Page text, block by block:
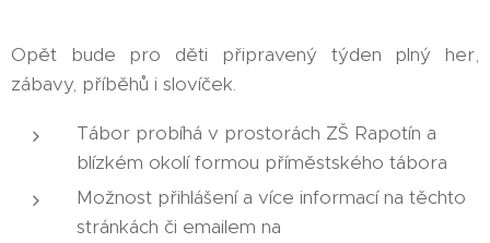
Opět bude pro děti připravený týden plný her,
zábavy, příběhů i slovíček.
Tábor probíhá v prostorách ZŠ Rapotín a
blízkém okolí formou příměstského tábora
Možnost přihlášení a více informací na těchto
stránkách či emailem na